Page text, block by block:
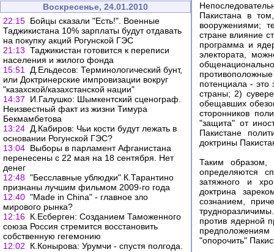
Воскресенье, 24.01.2010
22:15 Бойцы сказали "Есть!". Военные
Таджикистана 10% зарплаты будут отдавать
на покупку акций Рогунской ГЭС
21:13 Таджикистан готовится к переписи
населения и жилого фонда
15:51
Д.Ельдесов: Терминологический бунт,
или Доктринерские импровизации вокруг
"казахской/казахстанской нации"
14:37
И.Галушко: Шымкентский сценограф.
Неизвестный факт из жизни Тимура
Бекмамбетова
13:24 Д.Кабиров: Чьи кости будут лежать в
основании Рогунской ГЭС?
13:04 Выборы в парламент Афганистана
перенесены с 22 мая на 18 сентября. Нет
денег
12:48 "Бесславные ублюдки" К.Тарантино
признаны лучшим фильмом 2009-го года
12:40 "Made in China" - главное зло
мирового рынка?
12:16 К.Есберген: Созданием Таможенного
союза Россия стремится восстановить
собственную гегемонию
12:02
К.Конырова: Урумчи - спустя полгода.
Пакистана в
вооружениями;
стране влияние
программа и
электората,
потенциала - это
страны; 2)
обещавших
сторонников
"защита" от
Пакистане
доктрины
Таким образом,
определяются
затяжного и
доктрина
сознанием,
против ядерной
предположениям
"опорочить"